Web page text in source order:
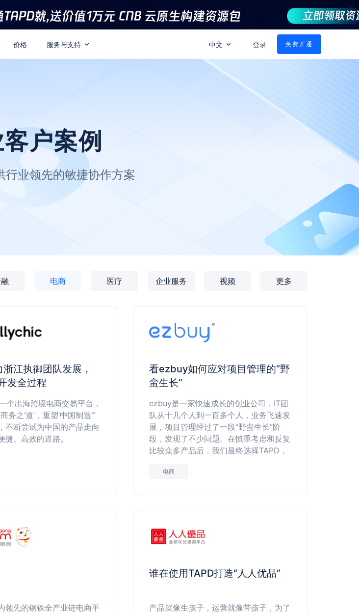
价格 服务与支持 中文 登录 免费开通
户案例
行业领先的敏捷协作方案
电商 医疗 企业服务 视频 更多
江执御团队发展，
发全过程
个出海跨境电商交易平台，
务之‘道’，重塑‘中国制造’”
不断尝试为中国的产品走向
捷、高效的道路。
看ezbuy如何应对项目管理的“野
蛮生长”
ezbuy是一家快速成长的创业公司，IT团
队从十几个人到一百多个人，业务飞速发
展，项目管理经过了一段“野蛮生长”阶
段，发现了不少问题。在慎重考虑和反复
比较众多产品后，我们最终选择TAPD，
电商
领先的钢铁全产业链电商平
谁在使用TAPD打造“人人优品”
产品就像生孩子，运营就像带孩子，为了